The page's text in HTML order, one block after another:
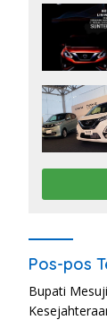
Pos-pos
Bupati